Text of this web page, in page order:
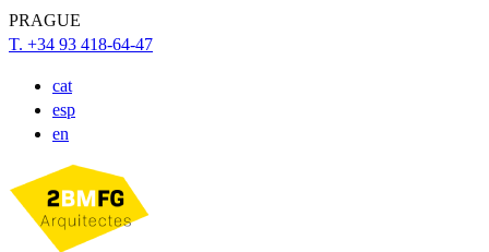
PRAGUE
T. +34 93 418-64-47
cat
esp
en